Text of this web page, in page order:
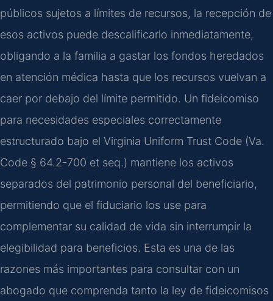
públicos sujetos a límites de recursos, la recepción de
esos activos puede descalificarlo inmediatamente,
obligando a la familia a gastar los fondos heredados
en atención médica hasta que los recursos vuelvan a
caer por debajo del límite permitido. Un fideicomiso
para necesidades especiales correctamente
estructurado bajo el Virginia Uniform Trust Code (Va.
Code § 64.2-700 et seq.) mantiene los activos
separados del patrimonio personal del beneficiario,
permitiendo que el fiduciario los use para
complementar su calidad de vida sin interrumpir la
elegibilidad para beneficios. Esta es una de las
razones más importantes para consultar con un
abogado que comprenda tanto la ley de fideicomisos